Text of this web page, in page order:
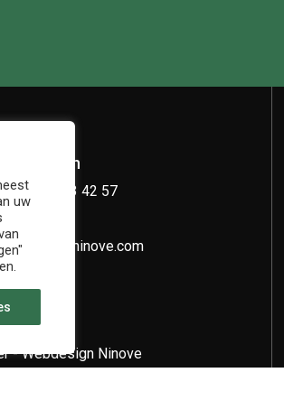
Telefoon
+32 54 33 42 57
info@kvkninove.com
-Webdesign Ninove
uw